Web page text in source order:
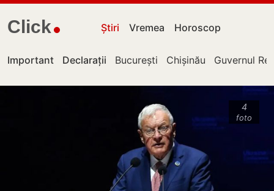
Click Știri Vremea Horoscop
Important Declarații București Chișinău Guvernul
4
foto